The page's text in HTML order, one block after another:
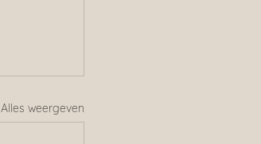
Alles weergeven